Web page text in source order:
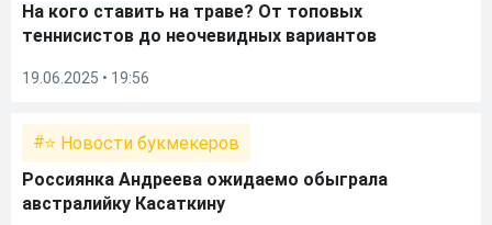
На кого ставить на траве? От топовых
теннисистов до неочевидных вариантов
19.06.2025 • 19:56
⭐ Новости букмекеров
Россиянка Андреева ожидаемо обыграла
австралийку Касаткину